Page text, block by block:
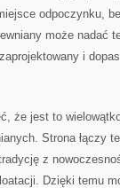
odpoczynku,
może nadać
i
że jest to
Strona łączy
z
Dzięki temu